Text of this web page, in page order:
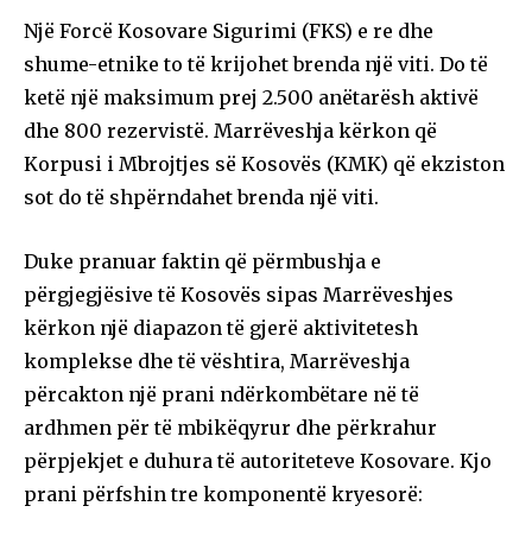
Një Forcë Kosovare Sigurimi (FKS) e re dhe
shume-etnike to të krijohet brenda një viti. Do të
ketë një maksimum prej 2.500 anëtarësh aktivë
dhe 800 rezervistë. Marrëveshja kërkon që
Korpusi i Mbrojtjes së Kosovës (KMK) që ekziston
sot do të shpërndahet brenda një viti.
Duke pranuar faktin që përmbushja e
përgjegjësive të Kosovës sipas Marrëveshjes
kërkon një diapazon të gjerë aktivitetesh
komplekse dhe të vështira, Marrëveshja
përcakton një prani ndërkombëtare në të
ardhmen për të mbikëqyrur dhe përkrahur
përpjekjet e duhura të autoriteteve Kosovare. Kjo
prani përfshin tre komponentë kryesorë: